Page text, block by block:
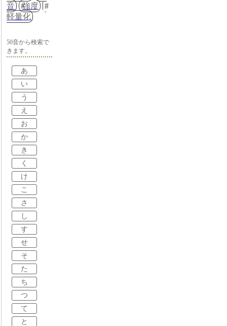
音
強度
軽量化
50音から検索で
きます。
あ
い
う
え
お
か
き
く
け
こ
さ
し
す
せ
そ
た
ち
つ
て
と